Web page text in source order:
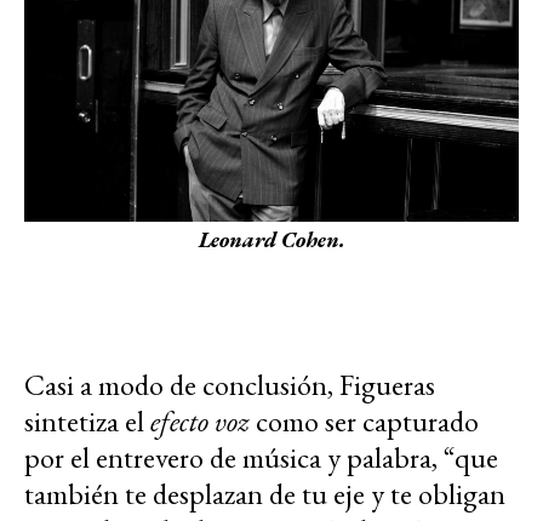
Leonard Cohen.
Casi a modo de conclusión, Figueras
sintetiza elefecto vozcomo ser capturado
por el entrevero de música y palabra, “que
también te desplazan de tu eje y te obligan